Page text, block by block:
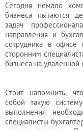
Сегодня немало
бизнеса пытаются
задач
направления и
сотрудника в офисе
сторонним
бизнеса на удаленной
Стоит напомнить,
собой такую
выполнения
специалисты-
Миграционные
услуги
Услуги
Услуги
юриста